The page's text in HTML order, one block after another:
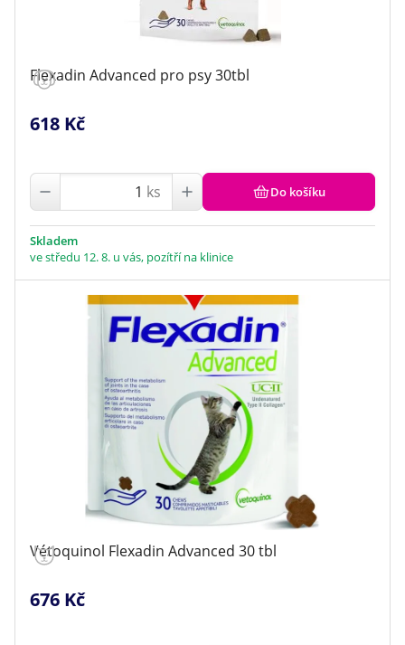
Flexadin Advanced pro psy 30tbl
618 Kč
ks Do košíku
Skladem
ve středu 12. 8. u vás, pozítří na klinice
Vétoquinol Flexadin Advanced 30 tbl
676 Kč